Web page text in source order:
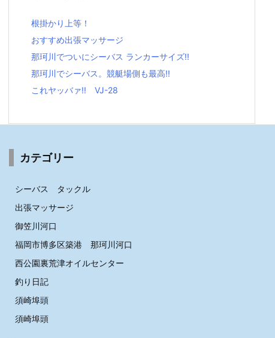
根掛かり上等！
おすすめ出張マッサージ
那珂川でついにシーバス ランカーサイズ!!
那珂川でシーバス。競艇場側も最高!!
これヤッバァ!! VJ-28
カテゴリー
シーバス タックル
出張マッサージ
御笠川河口
福岡市博多区築港 那珂川河口
西公園裏荒津オイルセンター
釣り日記
須崎埠頭
須崎埠頭